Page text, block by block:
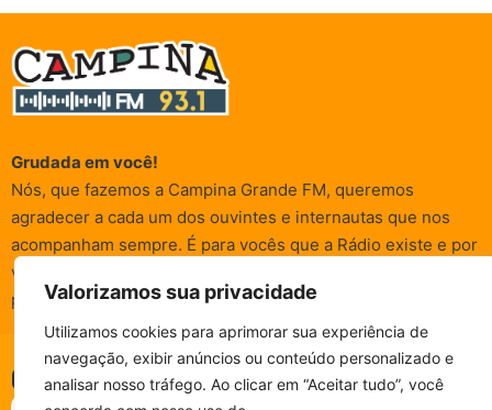
Valorizamos sua privacidade
Utilizamos cookies para aprimorar sua experiência de
navegação, exibir anúncios ou conteúdo personalizado e
analisar nosso tráfego. Ao clicar em “Aceitar tudo”, você
CAMPINA FM - AO VIVO
ESCUTE SEM PARAR!
Grudada em você!
Nós, que fazemos a Campina Grande FM, queremos
agradecer a cada um dos ouvintes e internautas que nos
acompanham sempre. É para vocês que a Rádio existe e por
vocês que as informações (informativas, de entretenimento,
promocionais e de conscientização) são realizadas.
© Campina FM 1978 – 2026. Termos de Uso|Política de
Privacidade